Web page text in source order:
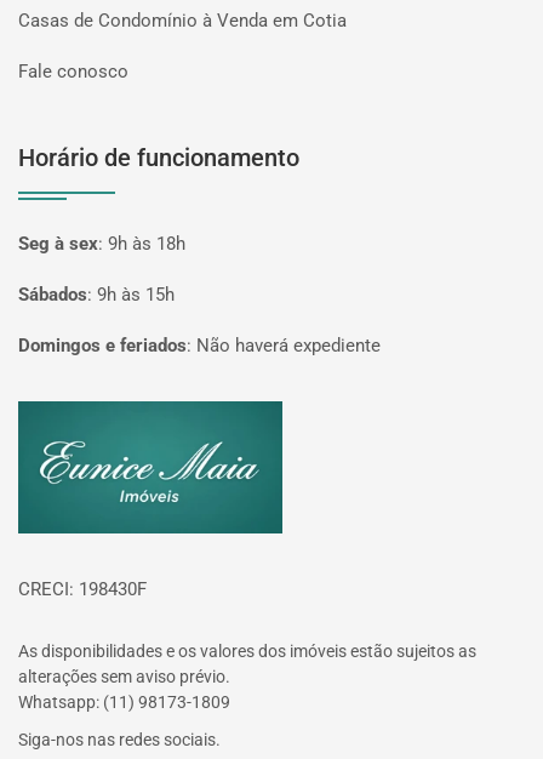
Casas de Condomínio à Venda em Cotia
Fale conosco
Horário de funcionamento
Seg à sex: 9h às 18h
Sábados: 9h às 15h
Domingos e feriados: Não haverá expediente
CRECI: 198430F
As disponibilidades e os valores dos imóveis estão sujeitos as
alterações sem aviso prévio.
Whatsapp: (11) 98173-1809
Siga-nos nas redes sociais.